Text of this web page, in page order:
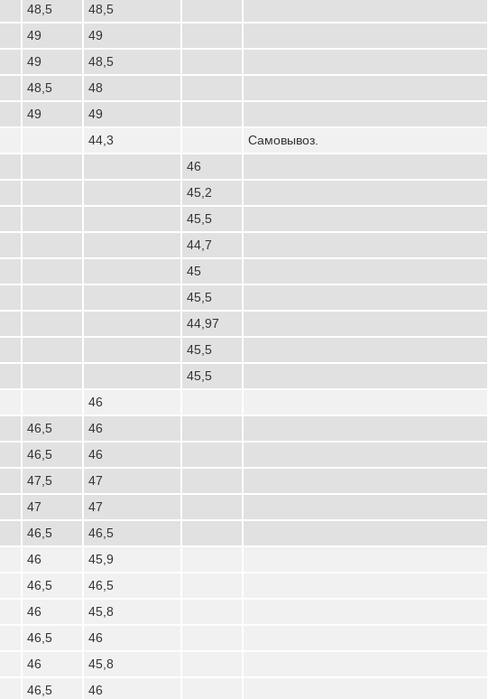
48,5
48,5
49
49
49
48,5
48,5
48
49
49
44,3 Самовывоз.
46
45,2
45,5
44,7
45
45,5
44,97
45,5
45,5
46
46,5
46
46,5
46
47,5
47
47
47
46,5 46,5
46
45,9
46,5
46,5
46
45,8
46,5
46
46
45,8
46,5
46